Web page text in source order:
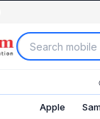
Apple